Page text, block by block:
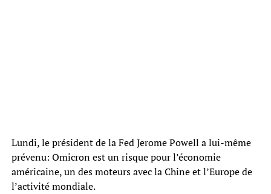
Lundi, le président de la Fed Jerome Powell a lui-même
prévenu: Omicron est un risque pour l’économie
américaine, un des moteurs avec la Chine et l’Europe de
l’activité mondiale.